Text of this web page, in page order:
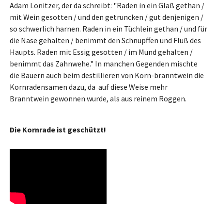
Adam Lonitzer, der da schreibt: "Raden in ein Glaß gethan /
mit Wein gesotten / und den getruncken / gut denjenigen /
so schwerlich harnen. Raden in ein Tüchlein gethan / und für
die Nase gehalten / benimmt den Schnupffen und Fluß des
Haupts. Raden mit Essig gesotten / im Mund gehalten /
benimmt das Zahnwehe." In manchen Gegenden mischte
die Bauern auch beim destillieren von Korn-branntwein die
Kornradensamen dazu, da auf diese Weise mehr
Branntwein gewonnen wurde, als aus reinem Roggen.
Die Kornrade ist geschützt!